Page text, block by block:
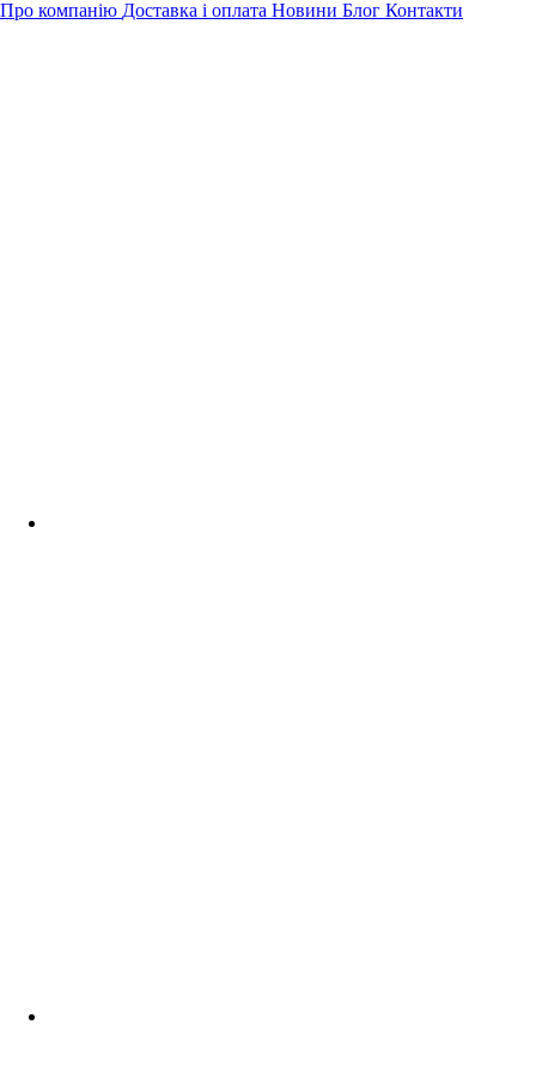
Про компанію Доставка і оплата Новини Блог Контакти